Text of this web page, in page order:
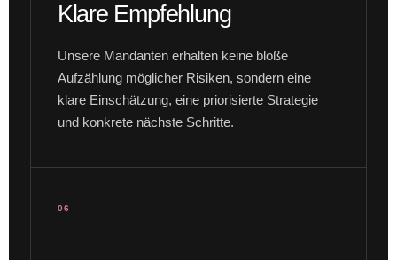
Klare Empfehlung
Unsere Mandanten erhalten keine bloße
Aufzählung möglicher Risiken, sondern eine
klare Einschätzung, eine priorisierte Strategie
und konkrete nächste Schritte.
06